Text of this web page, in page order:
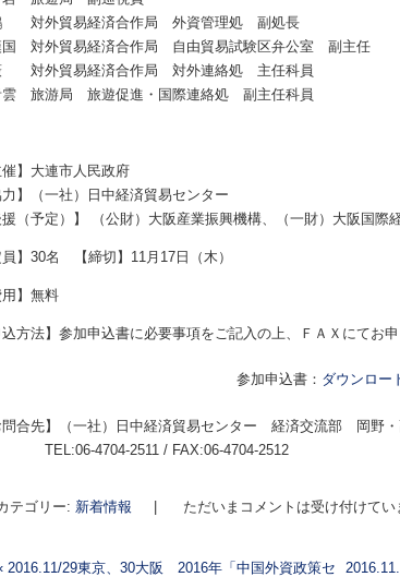
対外貿易経済合作局 外資管理処 副処長
国 対外貿易経済合作局 自由貿易試験区弁公室 副主任
対外貿易経済合作局 対外連絡処 主任科員
雲 旅游局 旅遊促進・国際連絡処 副主任科員
催】大連市人民政府
力】（一社）日中経済貿易センター
援（予定）】 （公財）大阪産業振興機構、（一財）大阪国際
員】30名 【締切】11月17日（木）
用】無料
込方法】参加申込書に必要事項をご記入の上、ＦＡＸにてお申
参加申込書： ダウンロー
問合先】（一社）日中経済貿易センター 経済交流部 岡野
4704-2511 / FAX:06-4704-2512
テゴリー: 新着情報 | ただいまコメントは受け付けてい
2016.11/29東京、30大阪 2016年「中国外資政策セ